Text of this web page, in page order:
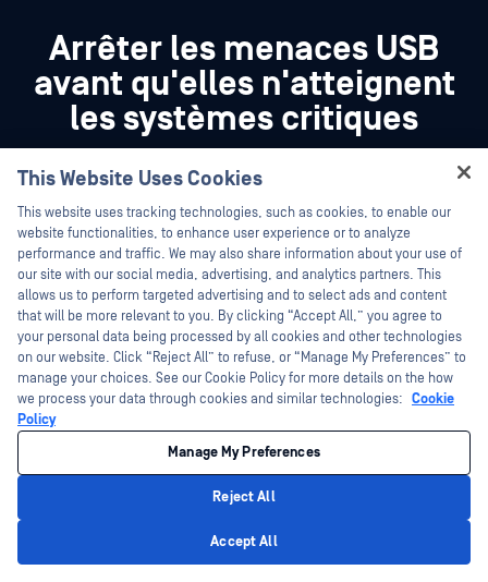
Arrêter les menaces USB
avant qu'elles n'atteignent
les systèmes critiques
contacterons dans un délai d'un jour ouvrable.
This Website Uses Cookies
This website uses tracking technologies, such as cookies, to enable our
website functionalities, to enhance user experience or to analyze
performance and traffic. We may also share information about your use of
our site with our social media, advertising, and analytics partners. This
allows us to perform targeted advertising and to select ads and content
that will be more relevant to you. By clicking “Accept All,” you agree to
your personal data being processed by all cookies and other technologies
on our website. Click “Reject All” to refuse, or “Manage My Preferences” to
manage your choices. See our Cookie Policy for more details on the how
we process your data through cookies and similar technologies: Cookie
Policy
Manage My Preferences
Reject All
Accept All
Hey there!
I'm Ozzy, your OPSWAT virtual assistant.
How can I help you secure what's critical
today?